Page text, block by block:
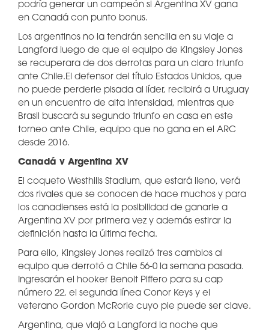
podría generar un campeón si Argentina XV gana
en Canadá con punto bonus.
Los argentinos no la tendrán sencilla en su viaje a
Langford luego de que el equipo de Kingsley Jones
se recuperara de dos derrotas para un claro triunfo
ante Chile.El defensor del título Estados Unidos, que
no puede perderle pisada al líder, recibirá a Uruguay
en un encuentro de alta intensidad, mientras que
Brasil buscará su segundo triunfo en casa en este
torneo ante Chile, equipo que no gana en el ARC
desde 2016.
Canadá v Argentina XV
El coqueto Westhills Stadium, que estará lleno, verá
dos rivales que se conocen de hace muchos y para
los canadienses está la posibilidad de ganarle a
Argentina XV por primera vez y además estirar la
definición hasta la última fecha.
Para ello, Kingsley Jones realizó tres cambios al
equipo que derrotó a Chile 56-0 la semana pasada.
Ingresarán el hooker Benoit Piffero para su cap
número 22, el segunda línea Conor Keys y el
veterano Gordon McRorie cuyo pie puede ser clave.
Argentina, que viajó a Langford la noche que